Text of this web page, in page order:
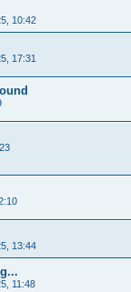
10:42
17:31
13:44
11:48